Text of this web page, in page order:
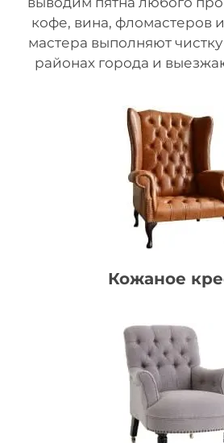
кофе, вина, фломастеров
мастера выполняют
районах города и
Кожаное